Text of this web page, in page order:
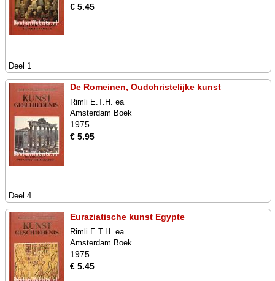
€ 5.45
Deel 1
De Romeinen, Oudchristelijke kunst
Rimli E.T.H. ea
Amsterdam Boek
1975
€ 5.95
Deel 4
Euraziatische kunst Egypte
Rimli E.T.H. ea
Amsterdam Boek
1975
€ 5.45